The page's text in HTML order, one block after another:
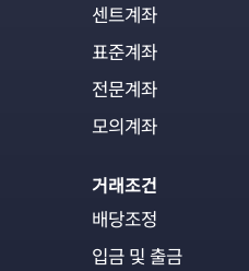
센트계좌
표준계좌
전문계좌
모의계좌
거래조건
배당조정
입금 및 출금